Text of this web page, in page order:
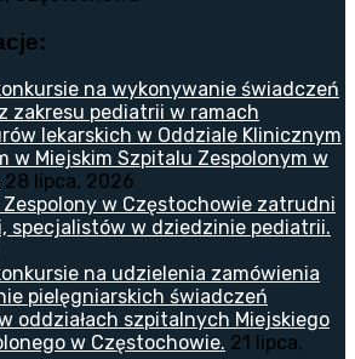
na wykonywanie świadczeń
zakresu pediatrii w ramach
lekarskich w Oddziale Klinicznym
w Miejskim Szpitalu Zespolonym w
28 lipca, 2026
Zespolony w Częstochowie zatrudni
specjalistów w dziedzinie pediatrii.
na udzielenia zamówienia
pielęgniarskich świadczeń
oddziałach szpitalnych Miejskiego
w Częstochowie. 21 lipca,